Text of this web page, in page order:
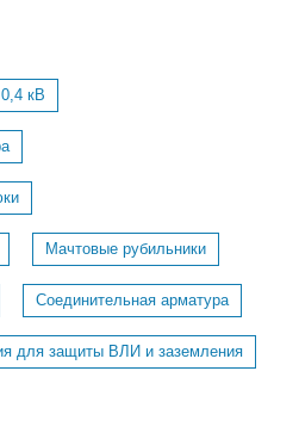
кВ
Мачтовые рубильники
Соединительная арматура
для защиты ВЛИ и заземления